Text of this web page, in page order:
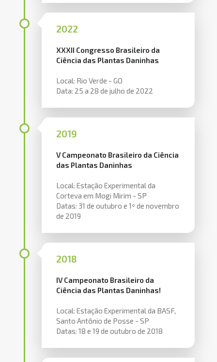
2022
XXXII Congresso Brasileiro da
Ciência das Plantas Daninhas
Local: Rio Verde - GO
Data: 25 a 28 de julho de 2022
2019
V Campeonato Brasileiro da Ciência
das Plantas Daninhas
Local: Estação Experimental da
Corteva em Mogi Mirim - SP
Datas: 31 de outubro e 1º de novembro
de 2019
2018
IV Campeonato Brasileiro da
Ciência das Plantas Daninhas!
Local: Estação Experimental da BASF,
Santo Antônio de Posse - SP
Datas: 18 e 19 de outubro de 2018